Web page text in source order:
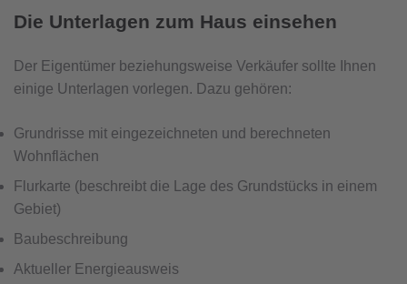
Die Unterlagen zum Haus einsehen
Der Eigentümer beziehungsweise Verkäufer sollte Ihnen
einige Unterlagen vorlegen. Dazu gehören:
Grundrisse mit eingezeichneten und berechneten
Wohnflächen
Flurkarte (beschreibt die Lage des Grundstücks in einem
Gebiet)
Baubeschreibung
Aktueller Energieausweis